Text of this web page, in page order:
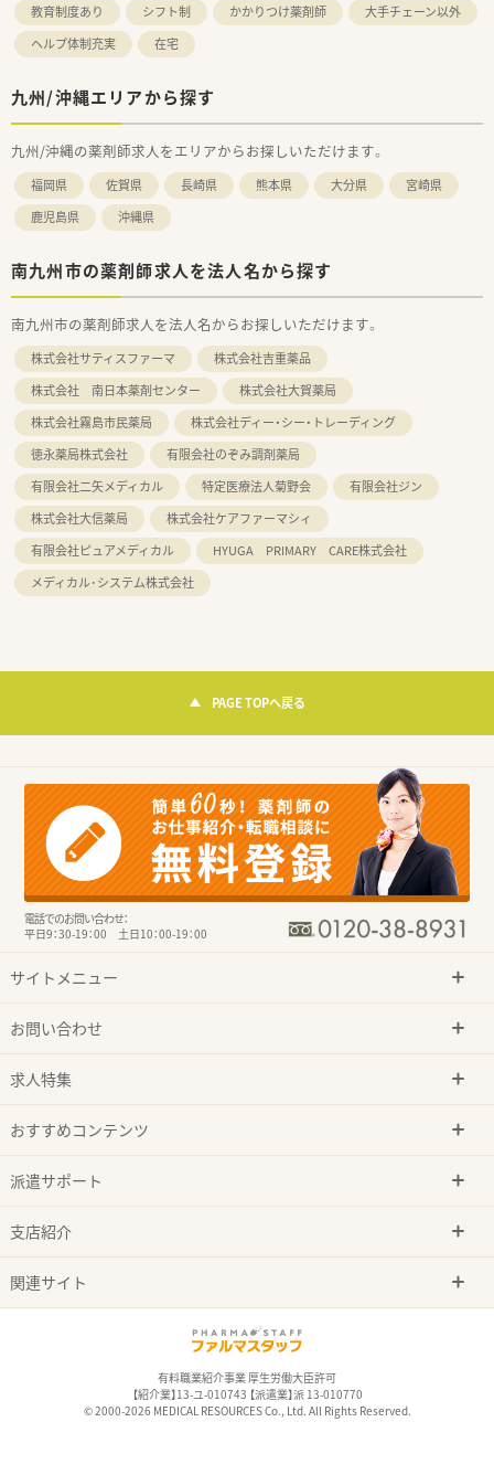
教育制度あり
シフト制 かかりつけ薬剤師
大手チェーン以外
ヘルプ体制充実
在宅
九州/沖縄エリアから探す
九州/沖縄の薬剤師求人をエリアからお探しいただけます。
福岡県 佐賀県 長崎県 熊本県 大分県
宮崎県
鹿児島県
沖縄県
南九州市の薬剤師求人を法人名から探す
南九州市の薬剤師求人を法人名からお探しいただけます。
株式会社サティスファーマ
株式会社吉重薬品
株式会社 南日本薬剤センター
株式会社大賀薬局
株式会社霧島市民薬局
株式会社ディー・シー・トレーディング
徳永薬局株式会社
有限会社のぞみ調剤薬局
有限会社二矢メディカル
特定医療法人菊野会
有限会社ジン
株式会社大信薬局
株式会社ケアファーマシィ
有限会社ピュアメディカル
HYUGA PRIMARY CARE株式会社
メディカル･システム株式会社
PAGE TOPへ戻る
電話でのお問い合わせ：
平日9：30-19：00 土日10：00-19：00
サイトメニュー
お問い合わせ
求人特集
おすすめコンテンツ
派遣サポート
支店紹介
関連サイト
有料職業紹介事業 厚生労働大臣許可
【紹介業】13-ユ-010743 【派遣業】派 13-010770
© 2000-2026 MEDICAL RESOURCES Co., Ltd. All Rights Reserved.